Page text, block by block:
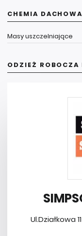
CHEMIA DACHOWA
Masy uszczelniające
ODZIEŻ ROBOCZA
Ul.Działkowa